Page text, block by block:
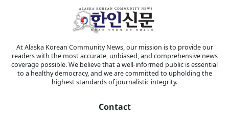
At Alaska Korean Community News, our mission is to provide our
readers with the most accurate, unbiased, and comprehensive news
coverage possible. We believe that a well-informed public is essential
to a healthy democracy, and we are committed to upholding the
highest standards of journalistic integrity.
Contact